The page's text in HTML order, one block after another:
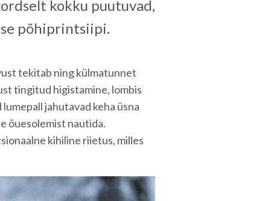
kokku puutuvad,
põhiprintsiipi.
tekitab ning külmatunnet
tingitud higistamine, lombis
jahutavad keha üsna
õuesolemist nautida.
kihiline riietus, milles